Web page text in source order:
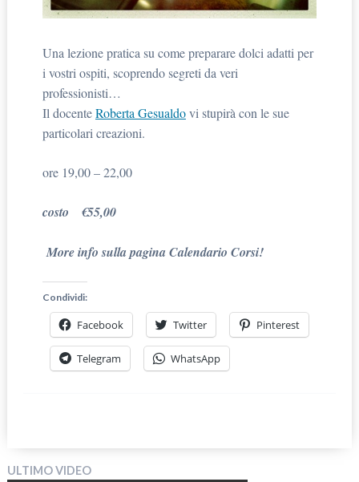
Una lezione pratica su come preparare dolci adatti per
i vostri ospiti, scoprendo segreti da veri
professionisti…
Il docenteRoberta Gesualdovi stupirà con le sue
particolari creazioni.
ore 19,00 – 22,00
costo €55,00
More info sulla pagina Calendario Corsi!
Condividi:
Facebook Twitter Pinterest
Telegram WhatsApp
ULTIMO VIDEO